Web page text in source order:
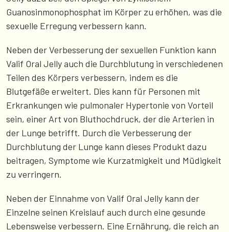
Guanosinmonophosphat im Körper zu erhöhen, was die
sexuelle Erregung verbessern kann.
Neben der Verbesserung der sexuellen Funktion kann
Valif Oral Jelly auch die Durchblutung in verschiedenen
Teilen des Körpers verbessern, indem es die
Blutgefäße erweitert. Dies kann für Personen mit
Erkrankungen wie pulmonaler Hypertonie von Vorteil
sein, einer Art von Bluthochdruck, der die Arterien in
der Lunge betrifft. Durch die Verbesserung der
Durchblutung der Lunge kann dieses Produkt dazu
beitragen, Symptome wie Kurzatmigkeit und Müdigkeit
zu verringern.
Neben der Einnahme von Valif Oral Jelly kann der
Einzelne seinen Kreislauf auch durch eine gesunde
Lebensweise verbessern. Eine Ernährung, die reich an